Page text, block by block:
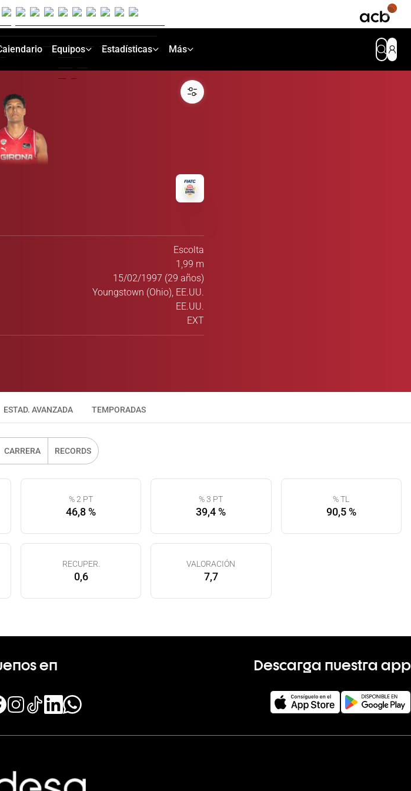
Equipos Estadísticas Más
Escolta
1,99 m
15/02/1997 (29 años)
Youngstown (Ohio), EE.UU.
EE.UU.
EXT
ESTAD. AVANZADA TEMPORADAS
CARRERA RECORDS
% 2 PT
46,8 %
% 3 PT
39,4 %
% TL
90,5 %
RECUPER.
0,6
VALORACIÓN
7,7
en Descarga nuestra app